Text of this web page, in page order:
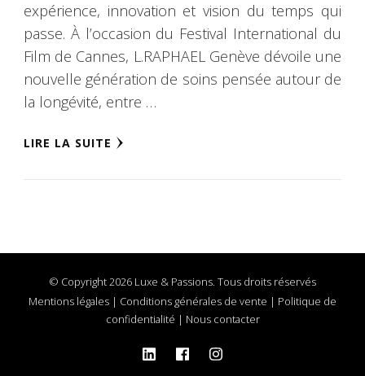
expérience, innovation et vision du temps qui
passe. À l’occasion du Festival International du
Film de Cannes, L.RAPHAEL Genève dévoile une
nouvelle génération de soins pensée autour de
la longévité, entre …
LIRE LA SUITE
© Copyright 2026 Luxe & Passions. Tous droits réservés
Mentions légales | Conditions générales de vente | Politique de
confidentialité | Nous contacter